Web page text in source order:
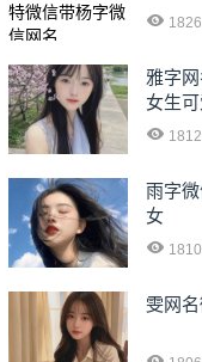
1826
雅字
女生
1812
雨字
女
1810
雯网